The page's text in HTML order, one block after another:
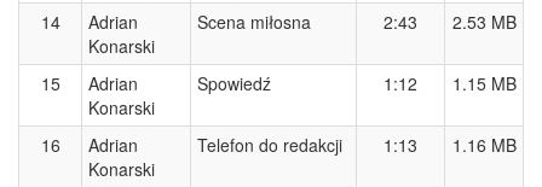
14
Adrian
Konarski
Scena miłosna 2:43 2.53 MB
15
Adrian
Konarski
Spowiedź 1:12 1.15 MB
16
Adrian
Konarski
Telefon do redakcji 1:13 1.16 MB